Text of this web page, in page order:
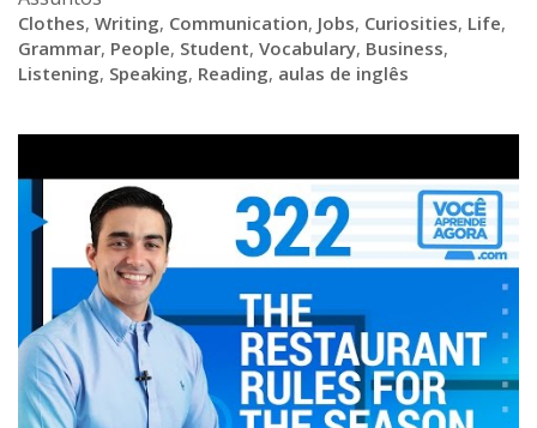
Clothes, Writing, Communication, Jobs, Curiosities, Life,
Grammar, People, Student, Vocabulary, Business,
Listening, Speaking, Reading, aulas de inglês